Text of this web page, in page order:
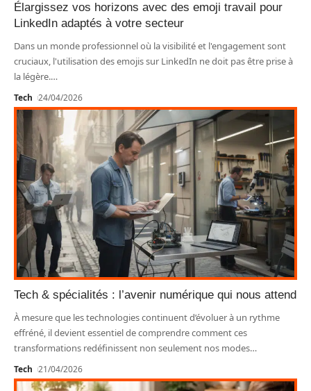
Élargissez vos horizons avec des emoji travail pour
LinkedIn adaptés à votre secteur
Dans un monde professionnel où la visibilité et l'engagement sont
cruciaux, l'utilisation des emojis sur LinkedIn ne doit pas être prise à
la légère.…
Tech 24/04/2026
Tech & spécialités : l’avenir numérique qui nous attend
À mesure que les technologies continuent d’évoluer à un rythme
effréné, il devient essentiel de comprendre comment ces
transformations redéfinissent non seulement nos modes…
Tech 21/04/2026